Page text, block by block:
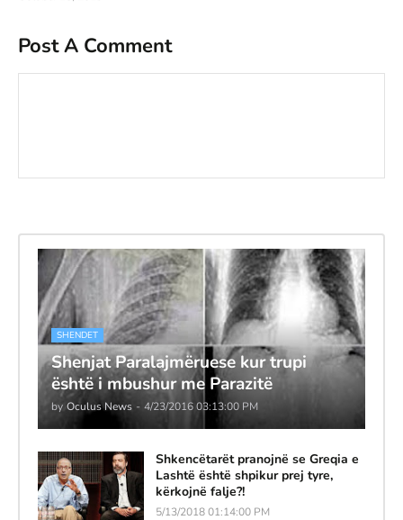
Post A Comment
SHENDET
Shenjat Paralajmëruese kur trupi
është i mbushur me Parazitë
by Oculus News - 4/23/2016 03:13:00 PM
Shkencëtarët pranojnë se Greqia e
Lashtë është shpikur prej tyre,
kërkojnë falje?!
5/13/2018 01:14:00 PM